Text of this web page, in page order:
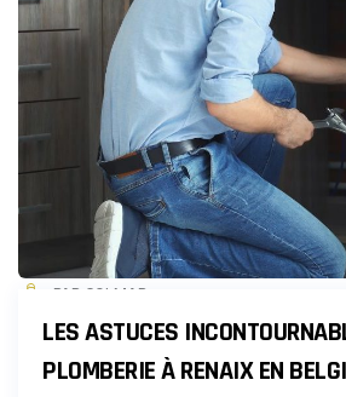
D’INNOVATION
PAR COLMAR
LES ASTUCES
PLOMBERIE À RENAIX EN